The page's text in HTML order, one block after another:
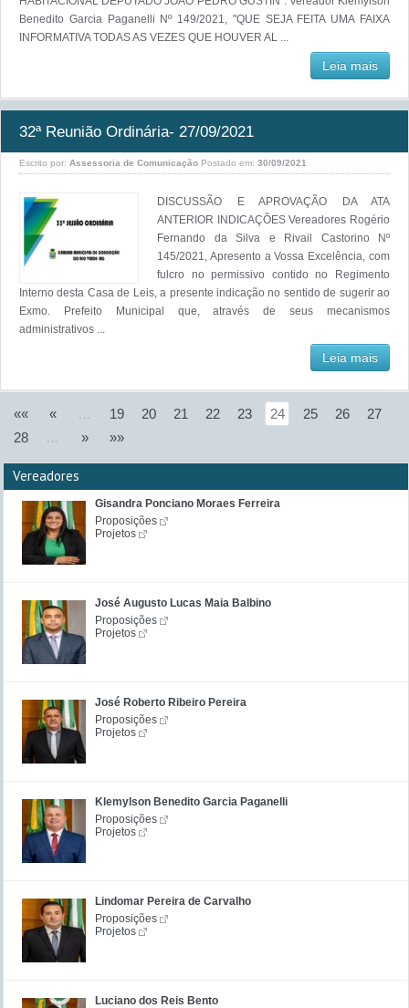
Benedito Garcia Paganelli Nº 149/2021, "QUE SEJA FEITA UMA FAIXA
INFORMATIVA TODAS AS VEZES QUE HOUVER AL ...
Leia mais
32ª Reunião Ordinária- 27/09/2021
Escrito por: Assessoria de Comunicação Postado em: 30/09/2021
DISCUSSÃO E APROVAÇÃO DA ATA
ANTERIOR INDICAÇÕES Vereadores Rogério
Fernando da Silva e Rivail Castorino Nº
145/2021, Apresento a Vossa Excelência, com
fulcro no permissivo contido no Regimento
Interno desta Casa de Leis, a presente indicação no sentido de sugerir ao
Exmo. Prefeito Municipal que, através de seus mecanismos
administrativos ...
Leia mais
«« « … 19 20 21 22 23 24 25 26
27
28
… » »»
Vereadores
Gisandra Ponciano Moraes Ferreira
Proposições
Projetos
José Augusto Lucas Maia Balbino
Proposições
Projetos
José Roberto Ribeiro Pereira
Proposições
Projetos
Klemylson Benedito Garcia Paganelli
Proposições
Projetos
Lindomar Pereira de Carvalho
Proposições
Projetos
Luciano dos Reis Bento